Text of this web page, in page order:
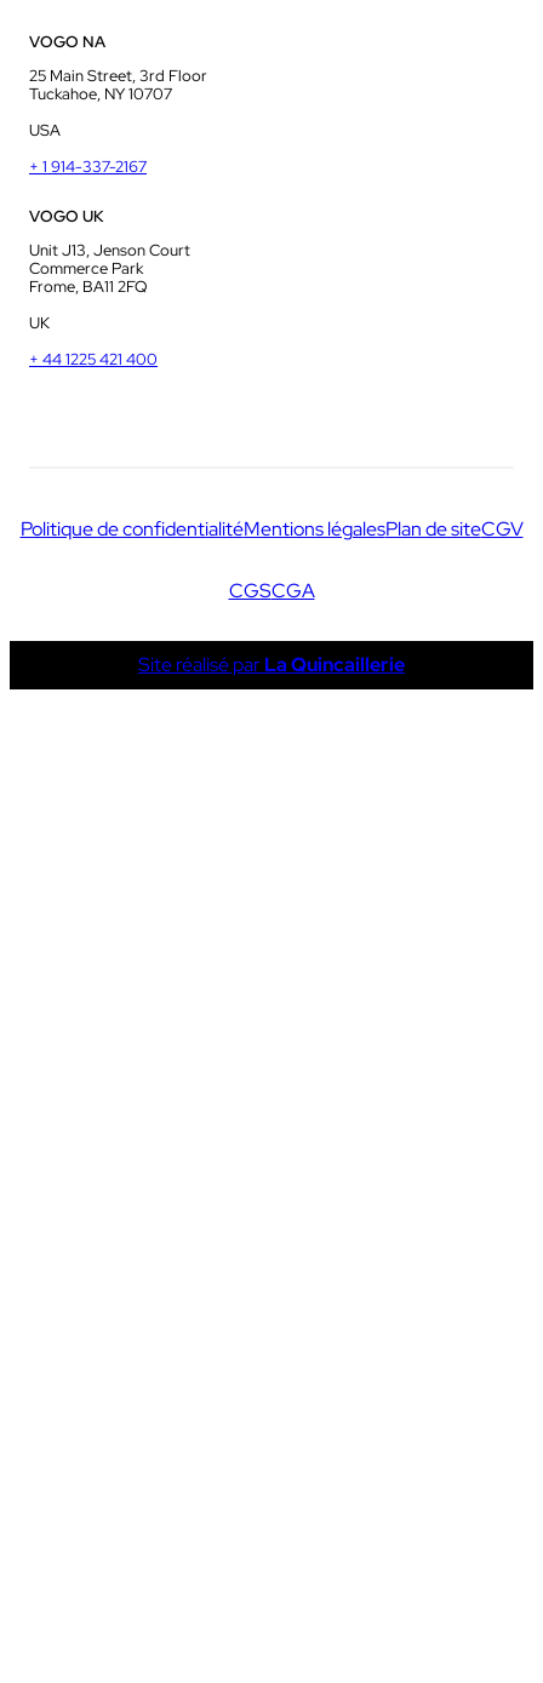
VOGO NA
25 Main Street, 3rd Floor
Tuckahoe, NY 10707
USA
+ 1 914-337-2167
VOGO UK
Unit J13, Jenson Court
Commerce Park
Frome, BA11 2FQ
UK
+ 44 1225 421 400
Politique de confidentialitéMentions légalesPlan de siteCGV
CGSCGA
Site réalisé parLa Quincaillerie